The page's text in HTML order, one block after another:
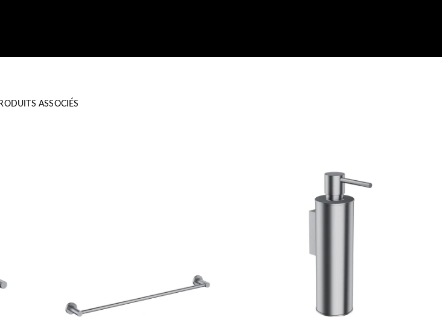
ASSOCIÉS